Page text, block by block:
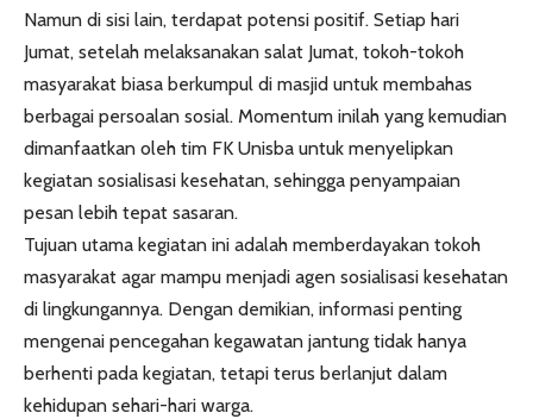
Namun di sisi lain, terdapat potensi positif. Setiap hari
Jumat, setelah melaksanakan salat Jumat, tokoh-tokoh
masyarakat biasa berkumpul di masjid untuk membahas
berbagai persoalan sosial. Momentum inilah yang kemudian
dimanfaatkan oleh tim FK Unisba untuk menyelipkan
kegiatan sosialisasi kesehatan, sehingga penyampaian
pesan lebih tepat sasaran.
Tujuan utama kegiatan ini adalah memberdayakan tokoh
masyarakat agar mampu menjadi agen sosialisasi kesehatan
di lingkungannya. Dengan demikian, informasi penting
mengenai pencegahan kegawatan jantung tidak hanya
berhenti pada kegiatan, tetapi terus berlanjut dalam
kehidupan sehari-hari warga.